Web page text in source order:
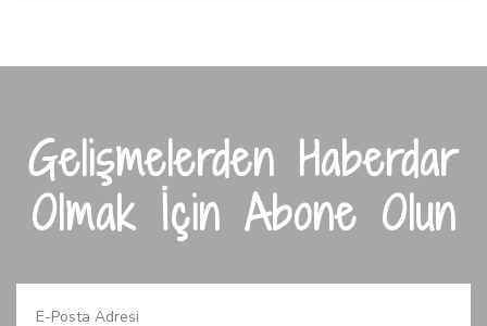
Gelişmelerden Haberdar
Olmak İçin Abone Olun